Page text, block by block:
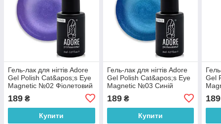
Гель-лак для нігтів Adore
Gel Polish Cat&apos;s Eye
Magnetic №02 Фіолетовий
189 ₴
Купити
Гель-лак для нігтів Adore
Gel Polish Cat&apos;s Eye
Magnetic №03 Cиній
189₴
Купити
Gel
189